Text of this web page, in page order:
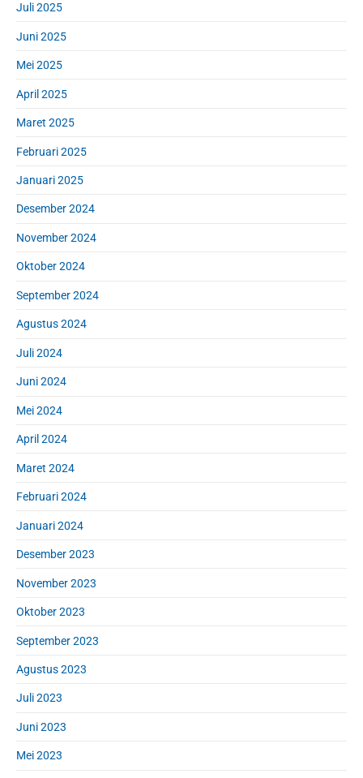
Juli 2025
Juni 2025
Mei 2025
April 2025
Maret 2025
Februari 2025
Januari 2025
Desember 2024
November 2024
Oktober 2024
September 2024
Agustus 2024
Juli 2024
Juni 2024
Mei 2024
April 2024
Maret 2024
Februari 2024
Januari 2024
Desember 2023
November 2023
Oktober 2023
September 2023
Agustus 2023
Juli 2023
Juni 2023
Mei 2023